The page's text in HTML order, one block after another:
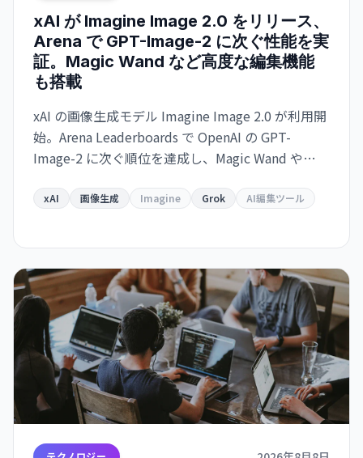
xAI が Imagine Image 2.0 をリリース、
Arena で GPT-Image-2 に次ぐ性能を実
証。Magic Wand など高度な編集機能
も搭載
xAI の画像生成モデル Imagine Image 2.0 が利用開
始。Arena Leaderboards で OpenAI の GPT-
Image-2 に次ぐ順位を達成し、Magic Wand や
ている。Grok で即利用可能、API は近日提供予
xAI 画像生成 Imagine Grok AI編集ツール